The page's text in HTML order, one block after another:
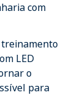
com
treinamento
LED
o
para